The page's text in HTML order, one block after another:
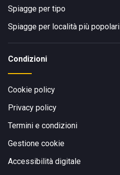
Spiagge per tipo
Spiagge per località più popolari
Condizioni
Cookie policy
Privacy policy
Termini e condizioni
Gestione cookie
Accessibilità digitale